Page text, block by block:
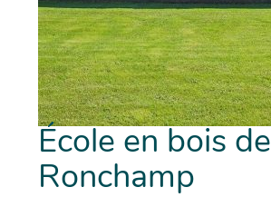
École en bois de
Ronchamp